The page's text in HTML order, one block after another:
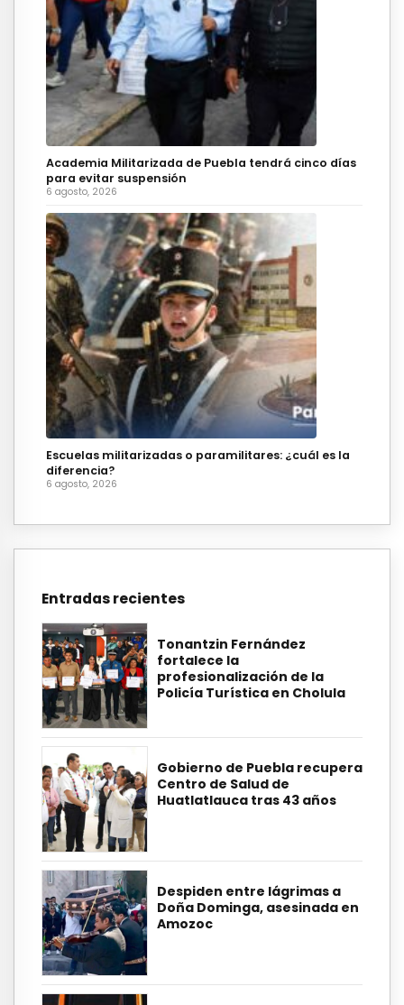
Academia Militarizada de Puebla tendrá cinco días
para evitar suspensión
6 agosto, 2026
Escuelas militarizadas o paramilitares: ¿cuál es la
diferencia?
6 agosto, 2026
Entradas recientes
Tonantzin Fernández
fortalece la
profesionalización de la
Policía Turística en Cholula
Gobierno de Puebla recupera
Centro de Salud de
Huatlatlauca tras 43 años
Despiden entre lágrimas a
Doña Dominga, asesinada en
Amozoc